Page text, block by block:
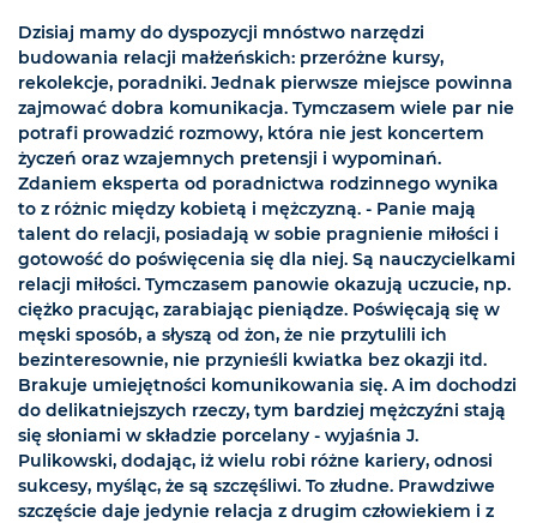
Dzisiaj mamy do dyspozycji mnóstwo narzędzi
budowania relacji małżeńskich: przeróżne kursy,
rekolekcje, poradniki. Jednak pierwsze miejsce powinna
zajmować dobra komunikacja. Tymczasem wiele par nie
potrafi prowadzić rozmowy, która nie jest koncertem
życzeń oraz wzajemnych pretensji i wypominań.
Zdaniem eksperta od poradnictwa rodzinnego wynika
to z różnic między kobietą i mężczyzną. - Panie mają
talent do relacji, posiadają w sobie pragnienie miłości i
gotowość do poświęcenia się dla niej. Są nauczycielkami
relacji miłości. Tymczasem panowie okazują uczucie, np.
ciężko pracując, zarabiając pieniądze. Poświęcają się w
męski sposób, a słyszą od żon, że nie przytulili ich
bezinteresownie, nie przynieśli kwiatka bez okazji itd.
Brakuje umiejętności komunikowania się. A im dochodzi
do delikatniejszych rzeczy, tym bardziej mężczyźni stają
się słoniami w składzie porcelany - wyjaśnia J.
Pulikowski, dodając, iż wielu robi różne kariery, odnosi
sukcesy, myśląc, że są szczęśliwi. To złudne. Prawdziwe
szczęście daje jedynie relacja z drugim człowiekiem i z